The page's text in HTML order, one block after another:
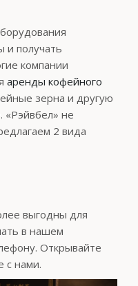
и получать
компании
аренды кофейного
зерна и другую
не
2 вида
выгодны для
в нашем
Открывайте
с нами.